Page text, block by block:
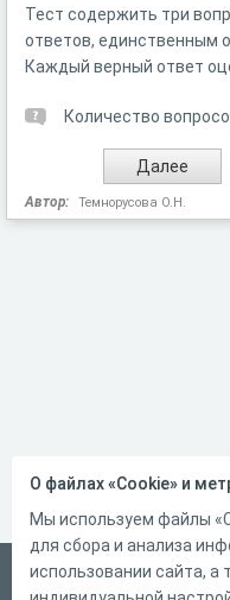
Тест содержить три
ответов, единственным
Каждый верный ответ
Количество
Автор: Темнорусова О.Н.
Русский
О файлах «Cookie» и
Мы используем файлы
для сбора и анализа
использовании сайта, а